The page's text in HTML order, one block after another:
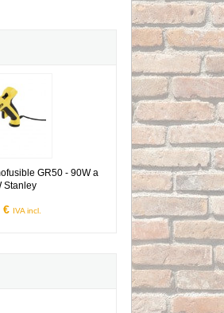
GR50 - 90W a
Stanley
€ IVA incl.
GR50 - 90W a 150W Stanley